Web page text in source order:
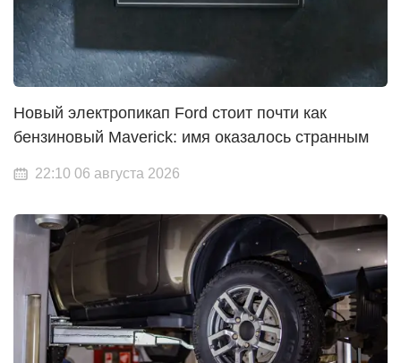
Новый электропикап Ford стоит почти как
бензиновый Maverick: имя оказалось странным
22:10 06 августа 2026